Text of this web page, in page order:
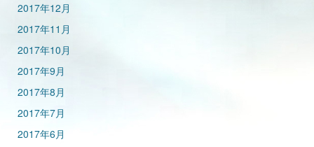
2017年12月
2017年11月
2017年10月
2017年9月
2017年8月
2017年7月
2017年6月